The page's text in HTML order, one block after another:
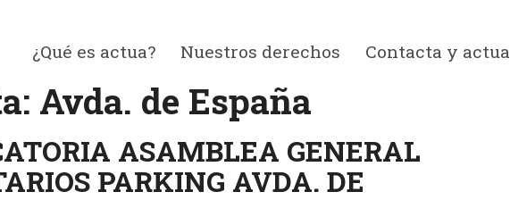
¿Qué es actua? Nuestros derechos Contacta y actua
Avda. de España
ASAMBLEA GENERAL
PARKING AVDA. DE